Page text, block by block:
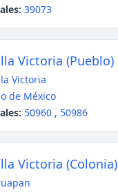
39073
Victoria (Pueblo)
Victoria
de México
50960 , 50986
Victoria (Colonia)